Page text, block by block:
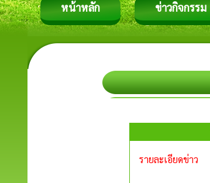
หน้าหลัก ข่าวกิจกรรม
รายละเอียดข่าว